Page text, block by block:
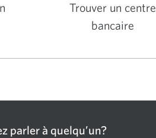
Trouver un centre
bancaire
parler à quelqu’un?